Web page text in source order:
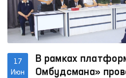
17
Июн
В рамках
Омбудсмана»